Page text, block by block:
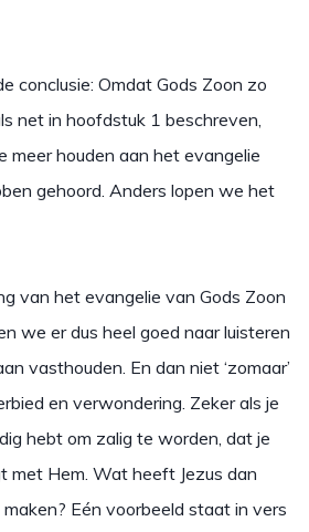
conclusie: Omdat Gods Zoon zo
net in hoofdstuk 1 beschreven,
meer houden aan het evangelie
gehoord. Anders lopen we het
van het evangelie van Gods Zoon
we er dus heel goed naar luisteren
vasthouden. En dan niet ‘zomaar’
en verwondering. Zeker als je
hebt om zalig te worden, dat je
met Hem. Wat heeft Jezus dan
Eén voorbeeld staat in vers